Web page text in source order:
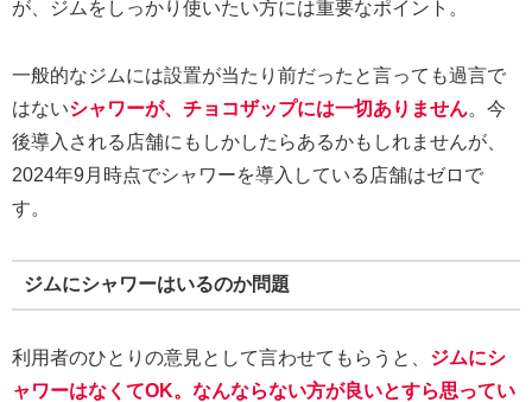
が、ジムをしっかり使いたい方には重要なポイント。
一般的なジムには設置が当たり前だったと言っても過言で
はないシャワーが、チョコザップには一切ありません。今
後導入される店舗にもしかしたらあるかもしれませんが、
2024年9月時点でシャワーを導入している店舗はゼロで
す。
ジムにシャワーはいるのか問題
利用者のひとりの意見として言わせてもらうと、 ジムにシ
ャワーはなくてOK。なんならない方が良いとすら思ってい